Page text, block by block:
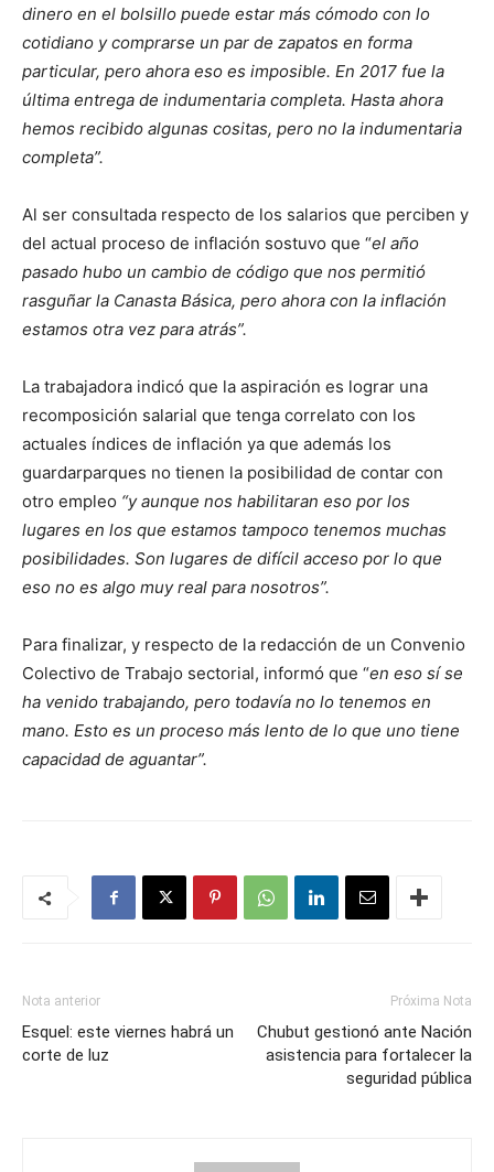
dinero en el bolsillo puede estar más cómodo con lo
cotidiano y comprarse un par de zapatos en forma
particular, pero ahora eso es imposible. En 2017 fue la
última entrega de indumentaria completa. Hasta ahora
hemos recibido algunas cositas, pero no la indumentaria
completa”.
Al ser consultada respecto de los salarios que perciben y
del actual proceso de inflación sostuvo que “el año
pasado hubo un cambio de código que nos permitió
rasguñar la Canasta Básica, pero ahora con la inflación
estamos otra vez para atrás”.
La trabajadora indicó que la aspiración es lograr una
recomposición salarial que tenga correlato con los
actuales índices de inflación ya que además los
guardarparques no tienen la posibilidad de contar con
otro empleo “y aunque nos habilitaran eso por los
lugares en los que estamos tampoco tenemos muchas
posibilidades. Son lugares de difícil acceso por lo que
eso no es algo muy real para nosotros”.
Para finalizar, y respecto de la redacción de un Convenio
Colectivo de Trabajo sectorial, informó que “en eso sí se
ha venido trabajando, pero todavía no lo tenemos en
mano. Esto es un proceso más lento de lo que uno tiene
capacidad de aguantar”.
Nota anterior
Esquel: este viernes habrá un
corte de luz
Próxima Nota
Chubut gestionó ante Nación
asistencia para fortalecer la
seguridad pública